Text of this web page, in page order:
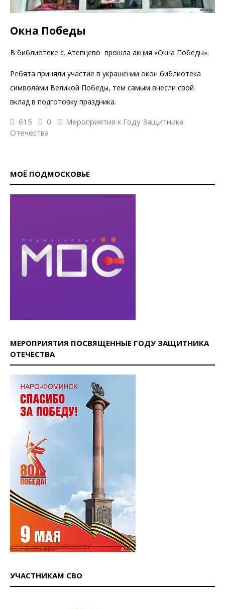
Окна Победы
В библиотеке с. Атепцево прошла акция «Окна Победы».
Ребята приняли участие в украшении окон библиотека
символами Великой Победы, тем самым внесли свой
вклад в подготовку праздника.
615 0
Мероприятия к Году Защитника
Отечества
МОЁ ПОДМОСКОВЬЕ
МЕРОПРИЯТИЯ ПОСВЯЩЕННЫЕ ГОДУ ЗАЩИТНИКА
ОТЕЧЕСТВА
УЧАСТНИКАМ СВО